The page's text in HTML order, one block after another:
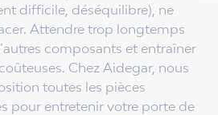
difficile, déséquilibre), ne
Attendre trop longtemps
composants et entraîner
Chez Aidegar, nous
toutes les pièces
pour entretenir votre porte de